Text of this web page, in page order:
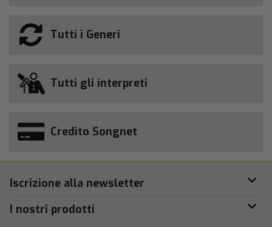
Tutti i Generi
Tutti gli interpreti
Credito Songnet
Iscrizione alla newsletter
I nostri prodotti